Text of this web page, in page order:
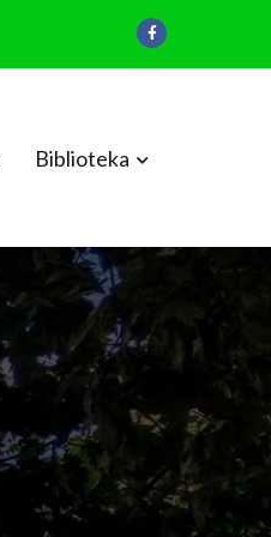
Biblioteka